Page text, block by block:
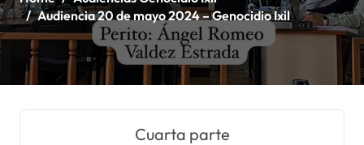
Audiencia 20 de mayo 2024 – Genocidio Ixil
Cuarta parte